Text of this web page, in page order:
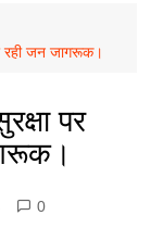
रही जन जागरूक।
पर
0